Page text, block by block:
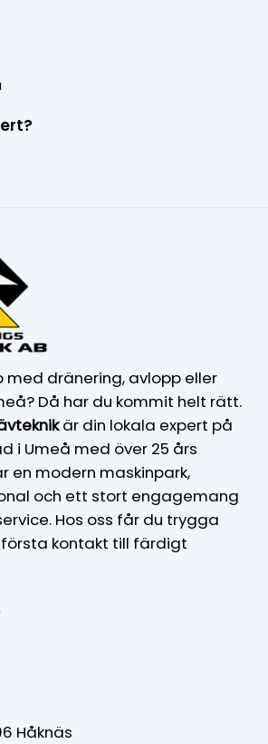
med dränering, avlopp eller
Då har du kommit helt rätt.
är din lokala expert på
i Umeå med över 25 års
en modern maskinpark,
och ett stort engagemang
Hos oss får du trygga
kontakt till färdigt
Håknäs